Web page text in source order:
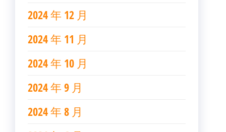
2024 年 12 月
2024 年 11 月
2024 年 10 月
2024 年 9 月
2024 年 8 月